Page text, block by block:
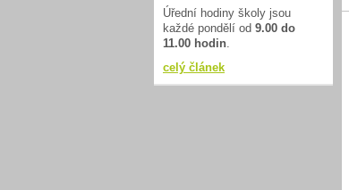
Úřední hodiny školy jsou
každé pondělí od 9.00 do
11.00 hodin
celý článek